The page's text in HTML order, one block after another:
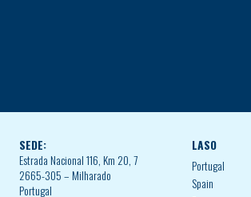
SEDE:
Estrada Nacional 116, Km 20, 7
2665-305 – Milharado
Portugal
LASO
Portugal
Spain